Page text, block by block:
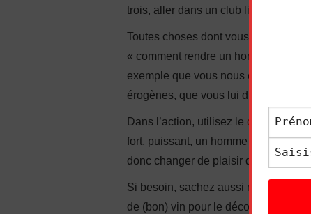
trois, aller dans un club libertin etc.
Toutes choses dont vous pouvez
« comment rendre un homme fou au
exemple que vous nous embrassiez
érogènes, que vous lui disiez des
Dans l’action, utilisez le dirty talk,
fort, puissant, un homme sexuel.
donc changer de plaisir dans le
Si besoin, sachez aussi mettre
de (bon) vin pour le décoincer -mais